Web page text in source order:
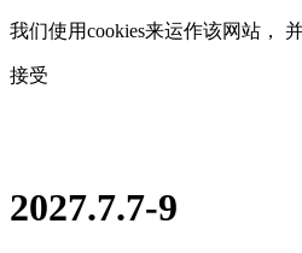
我们使用cookies来运作该网站，
接受
2027.7.7-9